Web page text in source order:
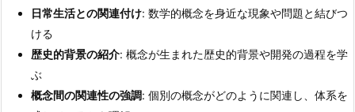
日常生活との関連付け: 数学的概念を身近な現象や問題と結びつ
ける
歴史的背景の紹介: 概念が生まれた歴史的背景や開発の過程を学
ぶ
概念間の関連性の強調: 個別の概念がどのように関連し、体系を